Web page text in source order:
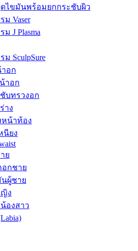
ไขมันพร้อมยกกระชับผิว
ม Vaser
ม J Plasma
ม SculpSure
อก
าอก
บทรวงอก
าง
น้าท้อง
นียง
ย
กชาย
ผู้ชาย
ง
องสาว